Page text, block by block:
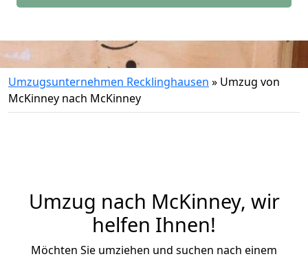
Umzugsunternehmen Recklinghausen » Umzug von
McKinney nach McKinney
Umzug nach McKinney, wir
helfen Ihnen!
Möchten Sie umziehen und suchen nach einem